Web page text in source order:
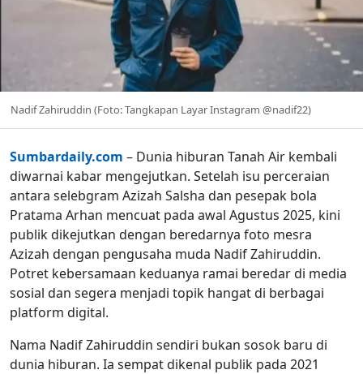
Nadif Zahiruddin (Foto: Tangkapan Layar Instagram @nadif22)
Sumbardaily.com – Dunia hiburan Tanah Air kembali
diwarnai kabar mengejutkan. Setelah isu perceraian
antara selebgram Azizah Salsha dan pesepak bola
Pratama Arhan mencuat pada awal Agustus 2025, kini
publik dikejutkan dengan beredarnya foto mesra
Azizah dengan pengusaha muda Nadif Zahiruddin.
Potret kebersamaan keduanya ramai beredar di media
sosial dan segera menjadi topik hangat di berbagai
platform digital.
Nama Nadif Zahiruddin sendiri bukan sosok baru di
dunia hiburan. Ia sempat dikenal publik pada 2021